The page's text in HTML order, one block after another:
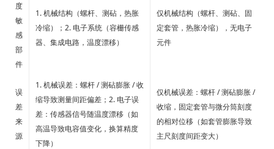
度
敏
感
部
件
1. 机械结构（螺杆、测砧，热胀
冷缩）；2. 电子系统（容栅传感
器、集成电路，温度漂移）
仅机械结构（螺杆、测砧、固
定套管，热胀冷缩），无电子
元件
误
差
来
源
1. 机械误差：螺杆 / 测砧膨胀 / 收
缩导致测量间距偏差；2. 电子误
差：传感器信号随温度漂移（如
高温导致电容值变化，换算精度
下降）
仅机械误差：螺杆 / 测砧膨胀 /
收缩，固定套管与微分筒刻度
的相对位移（如套管膨胀导致
主尺刻度间距变大）